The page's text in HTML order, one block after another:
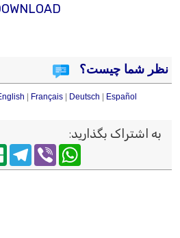
نظر شما چیست؟
| Français| Deutsch | Español
به اشتراک بگذارید:
Viber
WhatsApp